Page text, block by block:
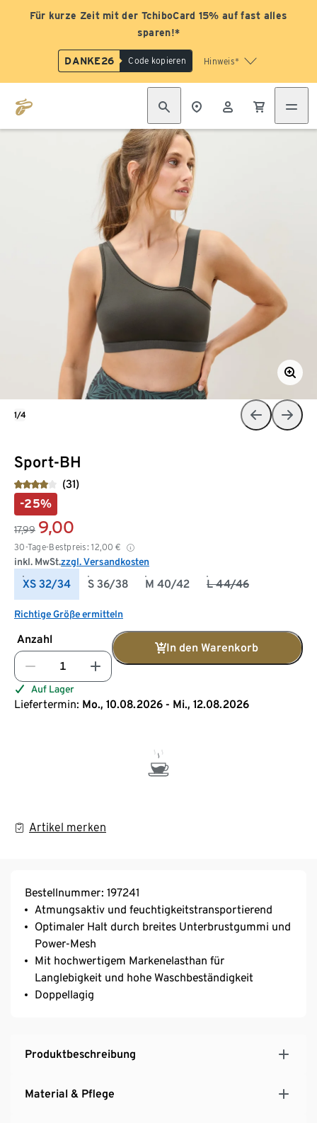
Für kurze Zeit mit der TchiboCard 15% auf fast alles
sparen!*
DANKE26 Code kopieren Hinweis*
Sport-BH
(31)
-25%
17,99 9,00
30-Tage-Bestpreis: 12,00 €
inkl. MwSt.zzgl. Versandkosten
XS 32/34 S 36/38 M 40/42 L 44/46
Richtige Größe ermitteln
Anzahl
In den Warenkorb
Auf Lager
Liefertermin: Mo., 10.08.2026 - Mi., 12.08.2026
Artikel merken
1/4
Bestellnummer: 197241
Atmungsaktiv und feuchtigkeitstransportierend
Optimaler Halt durch breites Unterbrustgummi und
Power-Mesh
Mit hochwertigem Markenelasthan für
Langlebigkeit und hohe Waschbeständigkeit
Doppellagig
Produktbeschreibung
Material & Pflege